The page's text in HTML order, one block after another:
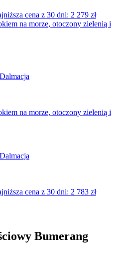
cena z 30 dni: 2 279 zł
cena z 30 dni: 2 783 zł
Bumerang